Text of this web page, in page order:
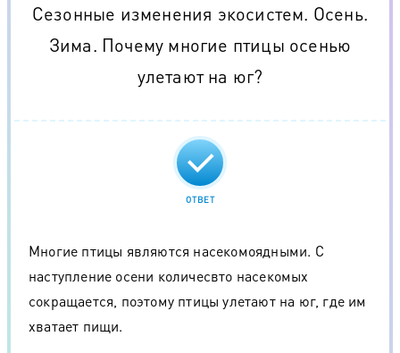
Сезонные изменения экосистем. Осень.
Зима. Почему многие птицы осенью
улетают на юг?
ОТВЕТ
Многие птицы являются насекомоядными. С
наступление осени количесвто насекомых
сокращается, поэтому птицы улетают на юг, где им
хватает пищи.